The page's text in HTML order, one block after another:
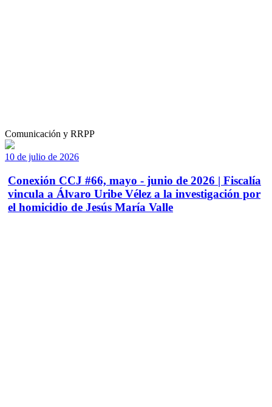
Comunicación y RRPP
10 de julio de 2026
Conexión CCJ #66, mayo - junio de 2026 | Fiscalía
vincula a Álvaro Uribe Vélez a la investigación por
el homicidio de Jesús María Valle